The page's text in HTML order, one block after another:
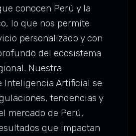
conocen Perú y la
lo que nos permite
personalizado y con
del ecosistema
Nuestra
Inteligencia Artificial se
tendencias y
mercado de Perú,
que impactan